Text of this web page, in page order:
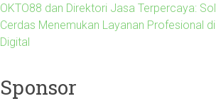
OKTO88 dan Direktori Jasa Terpercaya:
Cerdas Menemukan Layanan Profesional
Digital
Sponsor